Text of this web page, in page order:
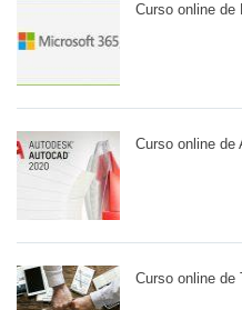
Curso online de
Curso online de
Curso online de